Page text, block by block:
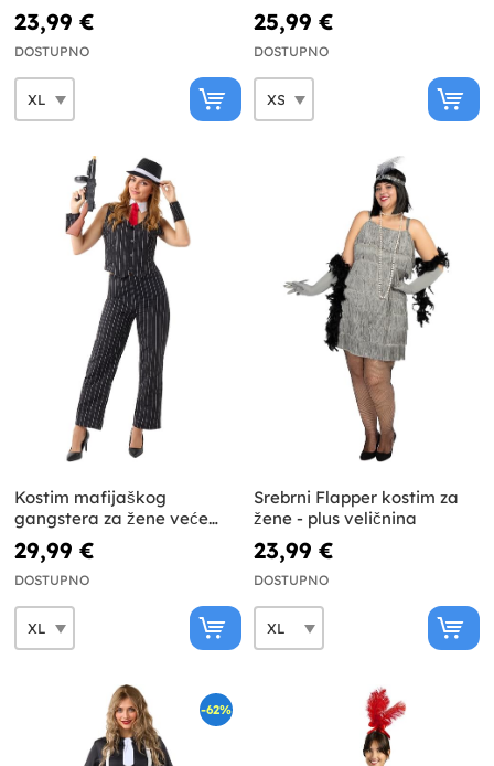
23,99 €
DOSTUPNO
25,99 €
DOSTUPNO
Kostim mafijaškog
gangstera za žene veće
veličine
29,99 €
DOSTUPNO
Srebrni Flapper kostim za
žene - plus veličnina
23,99 €
DOSTUPNO
-62%